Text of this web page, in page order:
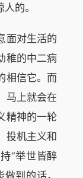
的。
面对生活的
稚的中二病
相信它。而
马上就会在
精神的一轮
投机主义和
“举世皆醉
到的话，